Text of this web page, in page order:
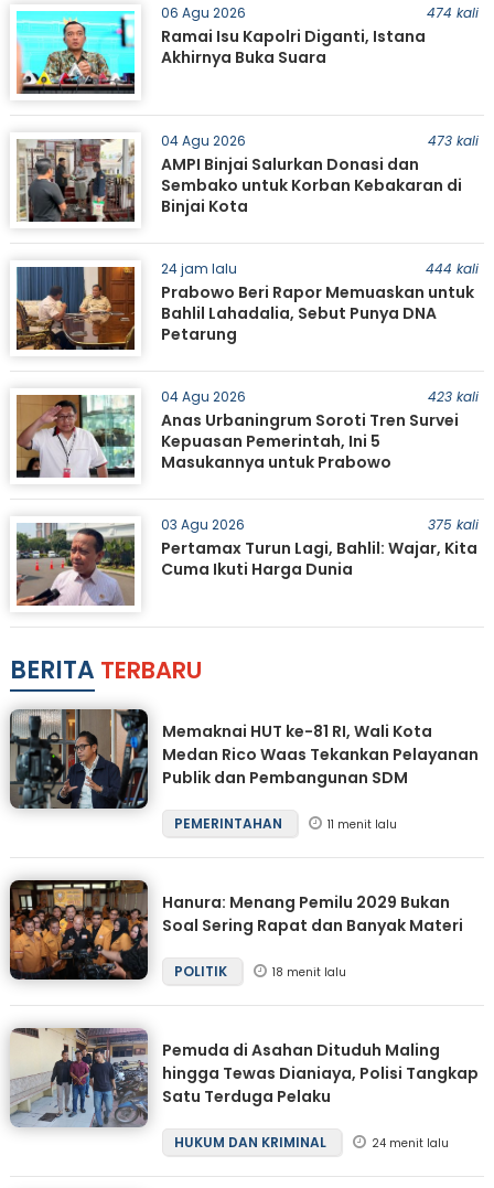
06 Agu 2026 474 kali
Ramai Isu Kapolri Diganti, Istana
Akhirnya Buka Suara
04 Agu 2026 473 kali
AMPI Binjai Salurkan Donasi dan
Sembako untuk Korban Kebakaran di
Binjai Kota
24 jam lalu 444 kali
Prabowo Beri Rapor Memuaskan untuk
Bahlil Lahadalia, Sebut Punya DNA
Petarung
04 Agu 2026 423 kali
Anas Urbaningrum Soroti Tren Survei
Kepuasan Pemerintah, Ini 5
Masukannya untuk Prabowo
03 Agu 2026 375 kali
Pertamax Turun Lagi, Bahlil: Wajar, Kita
Cuma Ikuti Harga Dunia
BERITA TERBARU
Memaknai HUT ke-81 RI, Wali Kota
Medan Rico Waas Tekankan Pelayanan
Publik dan Pembangunan SDM
PEMERINTAHAN 11 menit lalu
Hanura: Menang Pemilu 2029 Bukan
Soal Sering Rapat dan Banyak Materi
POLITIK 18 menit lalu
Pemuda di Asahan Dituduh Maling
hingga Tewas Dianiaya, Polisi Tangkap
Satu Terduga Pelaku
HUKUM DAN KRIMINAL 24 menit lalu